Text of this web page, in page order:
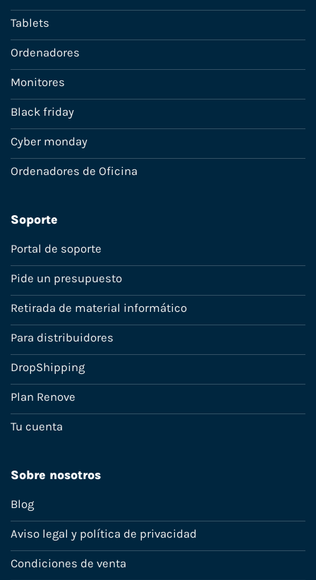
Tablets
Ordenadores
Monitores
Black friday
Cyber monday
Ordenadores de Oficina
Soporte
Portal de soporte
Pide un presupuesto
Retirada de material informático
Para distribuidores
DropShipping
Plan Renove
Tu cuenta
Sobre nosotros
Blog
Aviso legal y política de privacidad
Condiciones de venta